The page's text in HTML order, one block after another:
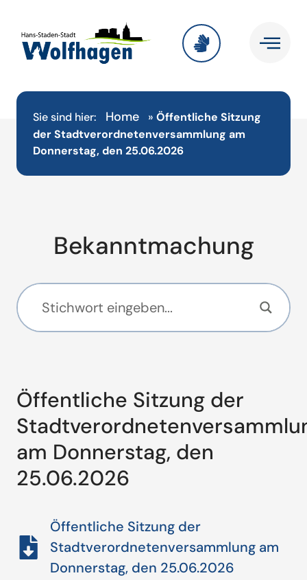
Sie sind hier: Home » Öffentliche Sitzung
der Stadtverordnetenversammlung am
Donnerstag, den 25.06.2026
Bekanntmachung
Öffentliche Sitzung der
am Donnerstag, den
25.06.2026
Öffentliche Sitzung der
Stadtverordnetenversammlung am
Donnerstag, den 25.06.2026